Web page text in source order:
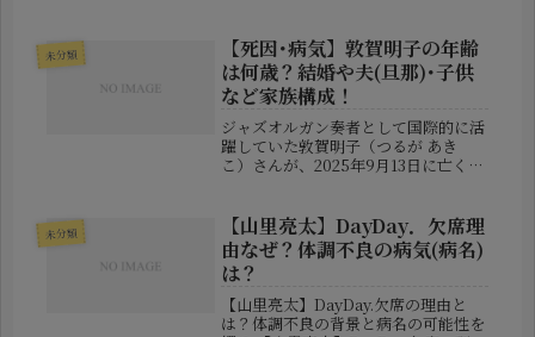
公式SNSを通じて発表を行い、ファン
からは祝福の声が相次ぎまし...
未分類
【死因･病気】敦賀明子の年齢
は何歳？結婚や夫(旦那)･子供
など家族構成！
ジャズオルガン奏者として国際的に活
躍していた敦賀明子（つるが あき
こ）さんが、2025年9月13日に亡くな
評価を得てきた存在だけに、その訃報
は多くのファンや関係者に大きな衝...
未分類
【山里亮太】DayDay．欠席理
由なぜ？体調不良の病気(病名)
は？
【山里亮太】DayDay.欠席の理由と
は？体調不良の背景と病名の可能性を